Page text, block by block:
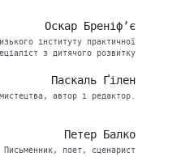
Оскар Бреніф’є
інституту практичної
з дитячого розвитку
Паскаль Ґілен
автор і редактор.
Петер Балко
Письменник, поет, сценарист